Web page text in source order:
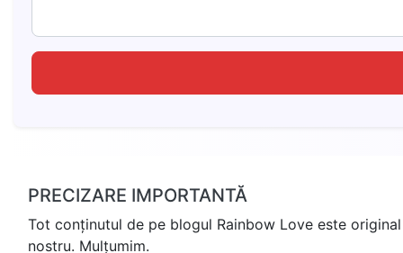
PRECIZARE IMPORTANTĂ
Tot conținutul de pe blogul Rainbow Love este
nostru. Mulțumim.